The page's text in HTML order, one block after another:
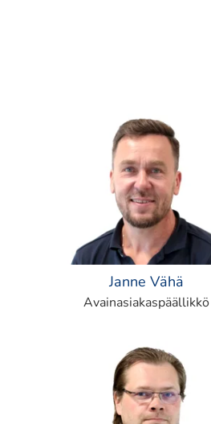
Janne Vähä
Avainasiakaspäällikkö